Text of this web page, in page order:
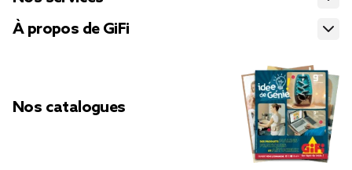
À propos de GiFi
Nos catalogues